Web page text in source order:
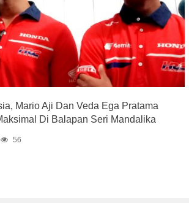
Mario Aji Dan Veda Ega Pratama
Di Balapan Seri Mandalika
56